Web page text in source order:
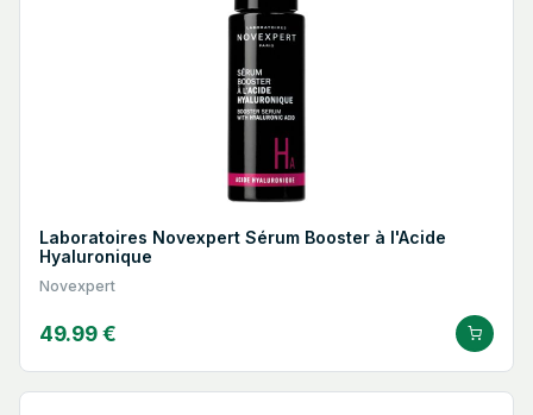
Laboratoires Novexpert Sérum Booster à l'Acide
Hyaluronique
Novexpert
49.99 €